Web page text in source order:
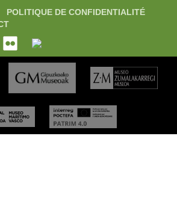
POLITIQUE DE CONFIDENTIALITÉ